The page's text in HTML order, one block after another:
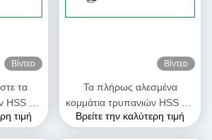
Βίντεο
τα
για
ευθέα
τιμή
Βίντεο
Τα πλήρως αλεσμένα
κομμάτια τρυπανιών HSS για
το μέταλλο δύο επικεφαλής
Βρείτε την καλύτερη τιμή